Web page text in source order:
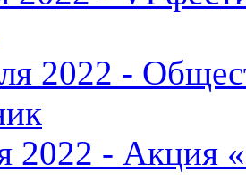
2022 -
2022 - Акция